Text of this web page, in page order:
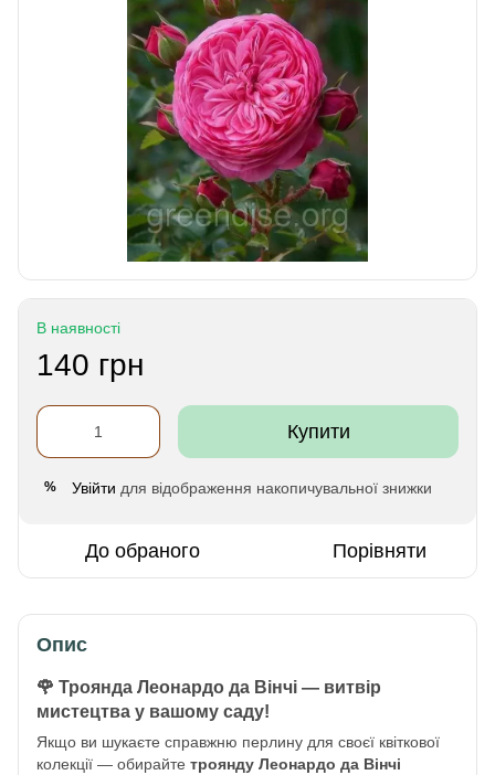
В наявності
140 грн
Купити
% Увійти для відображення накопичувальної знижки
До обраного Порівняти
Опис
🌹 Троянда Леонардо да Вінчі — витвір
мистецтва у вашому саду!
Якщо ви шукаєте справжню перлину для своєї квіткової
колекції — обирайте троянду Леонардо да Вінчі